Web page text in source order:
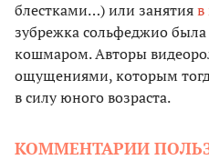
блестками…) или занятияв
зубрежка сольфеджио
кошмаром. Авторы
ощущениями, которым
в силу юного возраста.
КОММЕНТАРИИ